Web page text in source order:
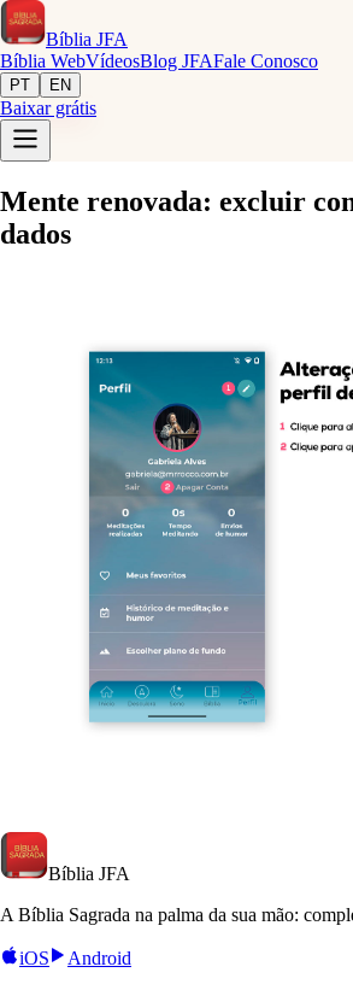
Bíblia JFA
Bíblia WebVídeosBlog JFAFale Conosco
PT EN
Baixar grátis
Mente renovada: excluir
dados
Bíblia JFA
A Bíblia Sagrada na palma da sua mão:
iOS Android